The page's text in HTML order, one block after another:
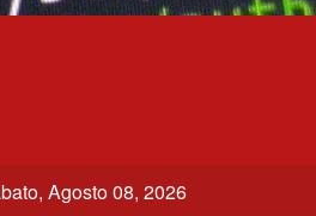
Agosto 08, 2026